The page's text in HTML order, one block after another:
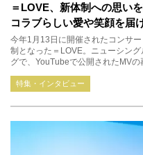
＝LOVE、新体制への思い
コラブらしい愛や笑顔を届
今年1月13日に開催されたコンサ
制となった＝LOVE。ニューシン
グで、YouTubeで公開されたMV
特集・インタビュー